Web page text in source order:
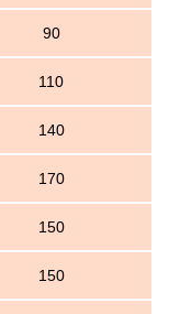
90
110
140
170
150
150